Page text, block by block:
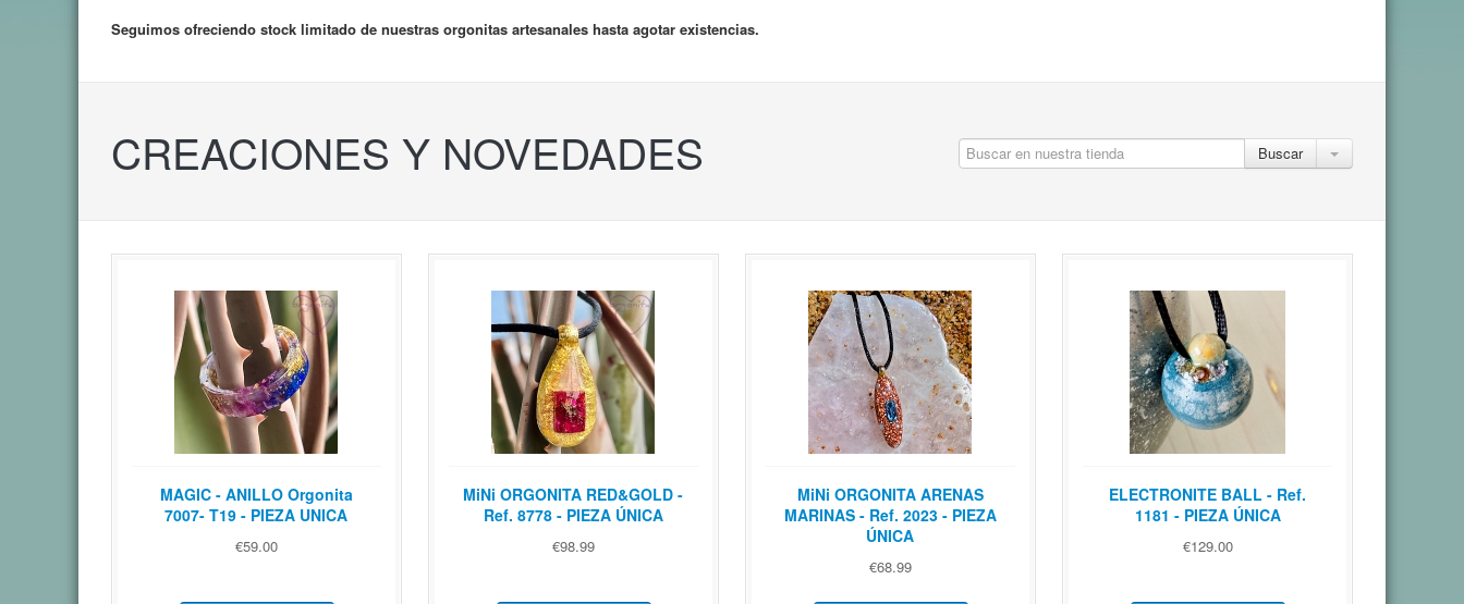
Seguimos ofreciendo stock limitado de nuestras orgonitas artesanales hasta agotar existencias.
CREACIONES Y NOVEDADES Buscar
MAGIC - ANILLO Orgonita
7007- T19 - PIEZA UNICA
€59.00
MiNi ORGONITA RED&GOLD -
Ref. 8778 - PIEZA ÚNICA
€98.99
MiNi ORGONITA ARENAS
MARINAS - Ref. 2023 - PIEZA
ÚNICA
€68.99
ELECTRONITE BALL - Ref.
1181 - PIEZA ÚNICA
€129.00